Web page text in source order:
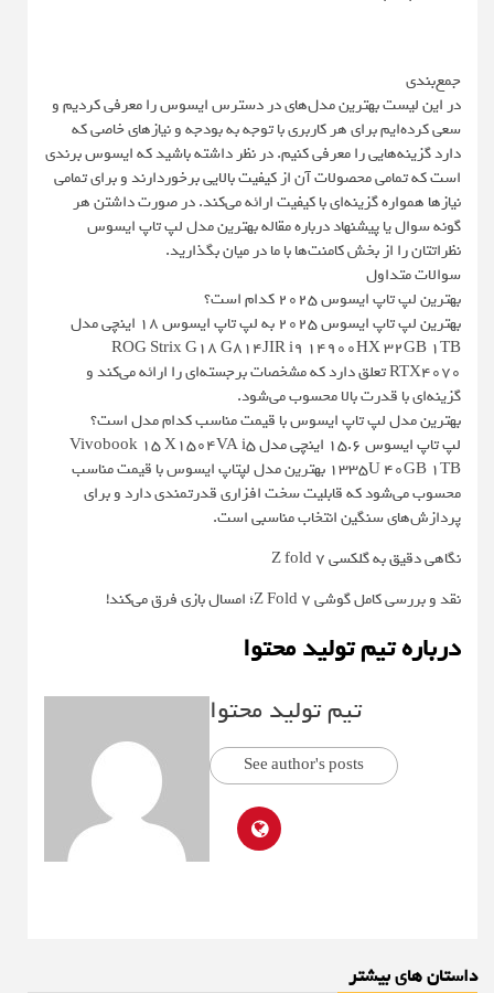
جمع‌بندی
در این لیست بهترین مدل‌های در دسترس ایسوس را معرفی کردیم و
سعی کرده‌ایم برای هر کاربری با توجه به بودجه و نیازهای خاصی که
دارد گزینه‌هایی را معرفی کنیم. در نظر داشته باشید که ایسوس برندی
است که تمامی محصولات آن از کیفیت بالایی برخوردارند و برای تمامی
نیازها همواره گزینه‌ای با کیفیت ارائه می‌کند. در صورت داشتن هر
گونه سوال یا پیشنهاد درباره مقاله بهترین مدل لپ تاپ ایسوس
نظراتتان را از بخش کامنت‌ها با ما در میان بگذارید.
سوالات متداول
بهترین لپ تاپ ایسوس 2025 کدام است؟
بهترین لپ تاپ ایسوس 2025 به لپ تاپ ایسوس 18 اینچی مدل
ROG Strix G18 G814JIR i9 14900HX 32GB 1TB
RTX۴۰۷۰ تعلق دارد که مشخصات برجسته‌ای را ارائه می‌کند و
گزینه‌ای با قدرت بالا محسوب می‌شود.
بهترین مدل لپ تاپ ایسوس با قیمت مناسب کدام مدل است؟
لپ تاپ ایسوس 15.6 اینچی مدل Vivobook 15 X1504VA i5
1335U 40GB 1TB بهترین مدل لپتاپ ایسوس با قیمت مناسب
محسوب می‌شود که قابلیت سخت افزاری قدرتمندی دارد و برای
پردازش‌های سنگین انتخاب مناسبی است.
نگاهی دقیق به گلکسی Z fold 7
نقد و بررسی کامل گوشی Z Fold 7؛ امسال بازی فرق می‌کند!
درباره تیم تولید محتوا
تیم تولید محتوا
See author's posts
داستان های بیشتر